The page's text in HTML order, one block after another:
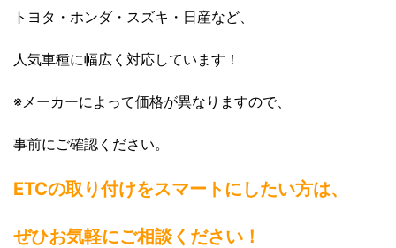
トヨタ・ホンダ・スズキ・日産など、
人気車種に幅広く対応しています！
※メーカーによって価格が異なりますので、
事前にご確認ください。
ETCの取り付けをスマートにしたい方は、
ぜひお気軽にご相談ください！